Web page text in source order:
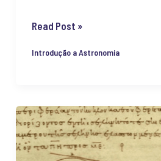
Read Post »
Introdução a Astronomia
Como
Ariscarco
calculou